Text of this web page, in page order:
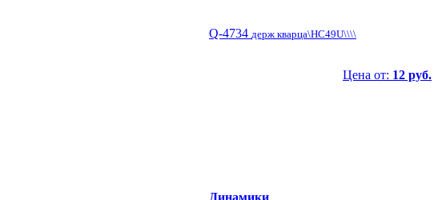
Q-4734 держ кварца\HC49U\\\\
Цена от: 12 руб.
Динамики